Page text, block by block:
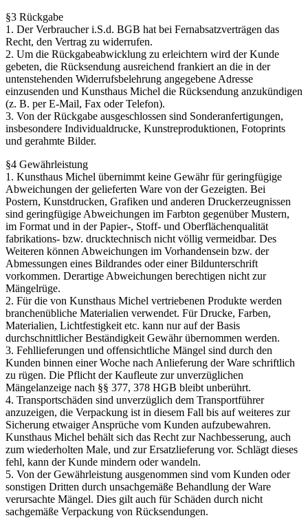
§3 Rückgabe
1. Der Verbraucher i.S.d. BGB hat bei Fernabsatzverträgen das
Recht, den Vertrag zu widerrufen.
2. Um die Rückgabeabwicklung zu erleichtern wird der Kunde
gebeten, die Rücksendung ausreichend frankiert an die in der
untenstehenden Widerrufsbelehrung angegebene Adresse
einzusenden und Kunsthaus Michel die Rücksendung anzukündigen
(z. B. per E-Mail, Fax oder Telefon).
3. Von der Rückgabe ausgeschlossen sind Sonderanfertigungen,
insbesondere Individualdrucke, Kunstreproduktionen, Fotoprints
und gerahmte Bilder.
§4 Gewährleistung
1. Kunsthaus Michel übernimmt keine Gewähr für geringfügige
Abweichungen der gelieferten Ware von der Gezeigten. Bei
Postern, Kunstdrucken, Grafiken und anderen Druckerzeugnissen
sind geringfügige Abweichungen im Farbton gegenüber Mustern,
im Format und in der Papier-, Stoff- und Oberflächenqualität
fabrikations- bzw. drucktechnisch nicht völlig vermeidbar. Des
Weiteren können Abweichungen im Vorhandensein bzw. der
Abmessungen eines Bildrandes oder einer Bildunterschrift
vorkommen. Derartige Abweichungen berechtigen nicht zur
Mängelrüge.
2. Für die von Kunsthaus Michel vertriebenen Produkte werden
branchenübliche Materialien verwendet. Für Drucke, Farben,
Materialien, Lichtfestigkeit etc. kann nur auf der Basis
durchschnittlicher Beständigkeit Gewähr übernommen werden.
3. Fehllieferungen und offensichtliche Mängel sind durch den
Kunden binnen einer Woche nach Anlieferung der Ware schriftlich
zu rügen. Die Pflicht der Kaufleute zur unverzüglichen
Mängelanzeige nach §§ 377, 378 HGB bleibt unberührt.
4. Transportschäden sind unverzüglich dem Transportführer
anzuzeigen, die Verpackung ist in diesem Fall bis auf weiteres zur
Sicherung etwaiger Ansprüche vom Kunden aufzubewahren.
Kunsthaus Michel behält sich das Recht zur Nachbesserung, auch
zum wiederholten Male, und zur Ersatzlieferung vor. Schlägt dieses
fehl, kann der Kunde mindern oder wandeln.
5. Von der Gewährleistung ausgenommen sind vom Kunden oder
sonstigen Dritten durch unsachgemäße Behandlung der Ware
verursachte Mängel. Dies gilt auch für Schäden durch nicht
sachgemäße Verpackung von Rücksendungen.